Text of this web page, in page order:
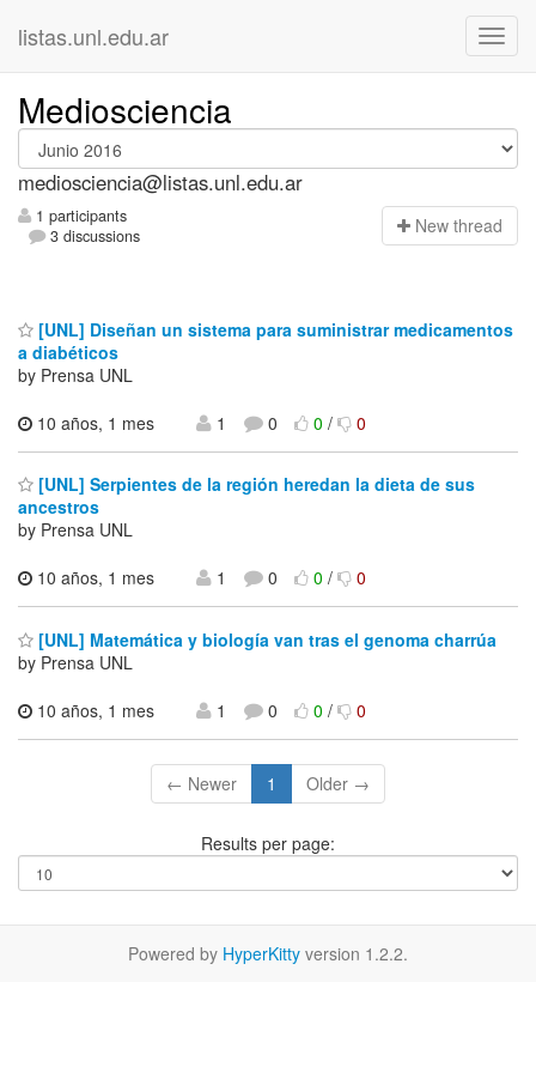
listas.unl.edu.ar
Mediosciencia
mediosciencia@listas.unl.edu.ar
1 participants
3 discussions
New thread
[UNL] Diseñan un sistema para suministrar medicamentos
a diabéticos
by Prensa UNL
10 años, 1 mes
1 0 0/ 0
[UNL] Serpientes de la región heredan la dieta de sus
ancestros
by Prensa UNL
10 años, 1 mes
1 0 0/ 0
[UNL] Matemática y biología van tras el genoma charrúa
by Prensa UNL
10 años, 1 mes
1 0 0/ 0
← Newer 1 Older →
Results per page:
Powered by HyperKitty version 1.2.2.